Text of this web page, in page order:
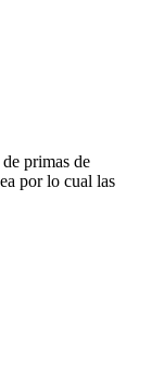
primas de
por lo cual las